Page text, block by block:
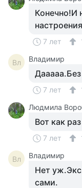
Конечно!И
7 лет
Вл Владимир
7 лет
Людмила
Вот как
7 лет
Вл Владимир
Нет
сами.